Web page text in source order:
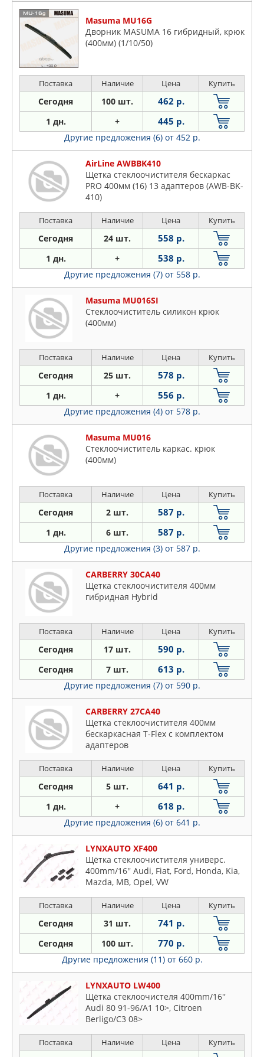
Masuma MU16G
Дворник MASUMA 16 гибридный, крюк
(400мм) (1/10/50)
Поставка Наличие Цена Купить
Сегодня 100 шт. 462 р.
1 дн. + 445 р.
Другие предложения (6) от 452 р.
AirLine AWBBK410
Щетка стеклоочистителя бескаркас
PRO 400мм (16) 13 адаптеров (AWB-BK-
410)
Поставка Наличие Цена Купить
Сегодня 24 шт. 558 р.
1 дн. + 538 р.
Другие предложения (7) от 558 р.
Masuma MU016SI
Стеклоочиститель силикон крюк
(400мм)
Поставка Наличие Цена Купить
Сегодня 25 шт. 578 р.
1 дн. + 556 р.
Другие предложения (4) от 578 р.
Masuma MU016
Стеклоочиститель каркас. крюк
(400мм)
Поставка Наличие Цена Купить
Сегодня 2 шт. 587 р.
1 дн. 6 шт. 587 р.
Другие предложения (3) от 587 р.
CARBERRY 30CA40
Щетка стеклоочистителя 400мм
гибридная Hybrid
Поставка Наличие Цена Купить
Сегодня 17 шт. 590 р.
Сегодня 7 шт. 613 р.
Другие предложения (7) от 590 р.
CARBERRY 27CA40
Щетка стеклоочистителя 400мм
бескаркасная T-Flex с комплектом
адаптеров
Поставка Наличие Цена Купить
Сегодня 5 шт. 641 р.
1 дн. + 618 р.
Другие предложения (6) от 641 р.
LYNXAUTO XF400
Щётка стеклоочистителя универс.
400mm/16'' Audi, Fiat, Ford, Honda, Kia,
Mazda, MB, Opel, VW
Поставка Наличие Цена Купить
Сегодня 31 шт. 741 р.
Сегодня 100 шт. 770 р.
Другие предложения (11) от 660 р.
LYNXAUTO LW400
Щётка стеклоочистеля 400mm/16''
Audi 80 91-96/A1 10>, Citroen
Berligo/C3 08>
Поставка Наличие Цена Купить